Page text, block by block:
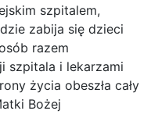
szpitalem,
zabija się dzieci
razem
szpitala i lekarzami
życia obeszła cały
Bożej